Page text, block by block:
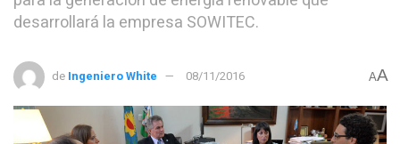
desarrollará la empresa SOWITEC.
de Ingeniero White 08/11/2016 AA